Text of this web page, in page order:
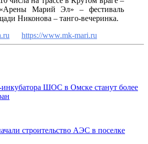
Марий Эл» – фестиваль
Никонова – танго-вечеринка.
https://www.mk-mari.ru
инкубатора ШОС в Омске станут более
строительство АЭС в поселке